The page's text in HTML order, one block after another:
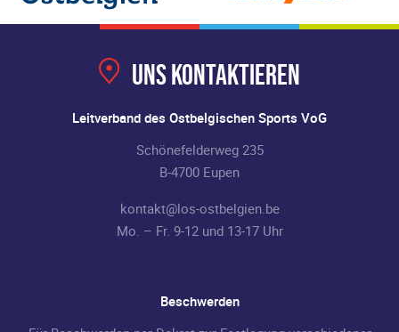
Uns kontaktieren
Leitverband des Ostbelgischen Sports VoG
Schönefelderweg 235
B-4700 Eupen
kontakt@los-ostbelgien.be
Mo. – Fr. 9-12 und 13-17 Uhr
Beschwerden